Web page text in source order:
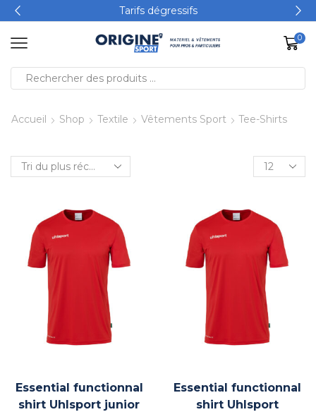
Tarifs dégressifs
0
Accueil Shop Textile Vêtements Sport Tee-Shirts
Essential functionnal
shirt Uhlsport junior
Essential functionnal
shirt Uhlsport